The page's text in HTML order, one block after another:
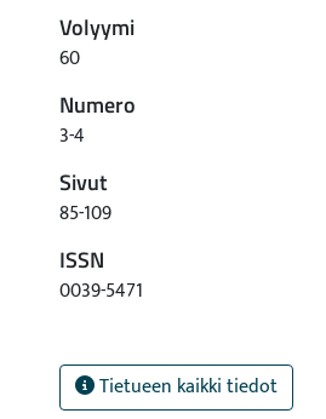
Volyymi
60
Numero
3-4
Sivut
85-109
ISSN
0039-5471
Tietueen kaikki tiedot